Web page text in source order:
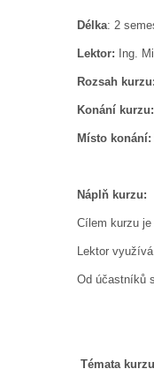
Délka: 2
Lektor: Ing.
Rozsah kurzu:
Konání kurzu:
Místo konání:
Náplň kurzu:
Cílem kurzu
Lektor
Od účastníků
Témata